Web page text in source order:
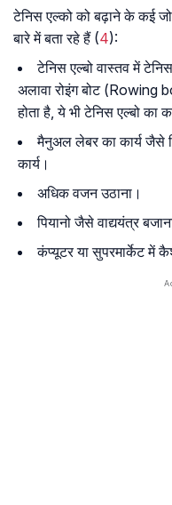
टेनिस एल्को को बढ़ाने के कई
बारे में बता रहे हैं (4):
टेनिस एल्बो वास्तव में
अलावा रोइंग बोट (Rowing
होता है, ये भी टेनिस एल्बो का
मैनुअल लेबर का कार्य जैसे
कार्य।
अधिक वजन उठाना।
पियानो जैसे वाद्ययंत्र
कंप्यूटर या सुपरमार्केट में